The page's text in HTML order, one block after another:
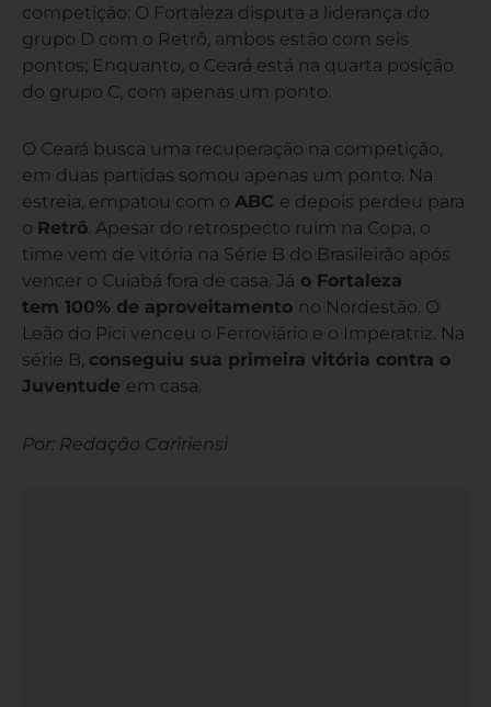
competição: O Fortaleza disputa a liderança do
grupo D com o Retrô, ambos estão com seis
pontos; Enquanto, o Ceará está na quarta posição
do grupo C, com apenas um ponto.
O Ceará busca uma recuperação na competição,
em duas partidas somou apenas um ponto. Na
estreia, empatou com o ABC e depois perdeu para
o Retrô. Apesar do retrospecto ruim na Copa, o
time vem de vitória na Série B do Brasileirão após
vencer o Cuiabá fora de casa. Já o Fortaleza
tem 100% de aproveitamento no Nordestão. O
Leão do Pici venceu o Ferroviário e o Imperatriz. Na
série B, conseguiu sua primeira vitória contra o
Juventude em casa.
Por: Redação Caririensi